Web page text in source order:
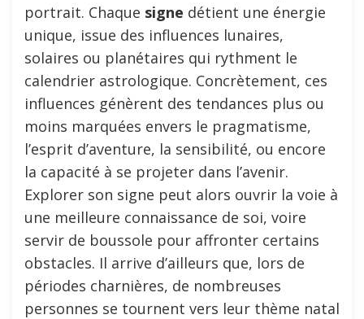
portrait. Chaque signe détient une énergie
unique, issue des influences lunaires,
solaires ou planétaires qui rythment le
calendrier astrologique. Concrètement, ces
influences génèrent des tendances plus ou
moins marquées envers le pragmatisme,
l’esprit d’aventure, la sensibilité, ou encore
la capacité à se projeter dans l’avenir.
Explorer son signe peut alors ouvrir la voie à
une meilleure connaissance de soi, voire
servir de boussole pour affronter certains
obstacles. Il arrive d’ailleurs que, lors de
périodes charnières, de nombreuses
personnes se tournent vers leur thème natal